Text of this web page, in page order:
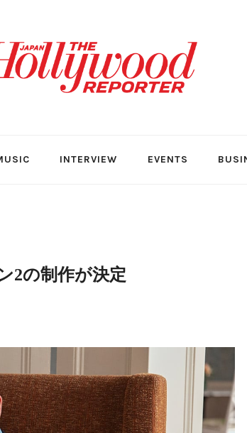
INTERVIEW EVENTS
2の制作が決定